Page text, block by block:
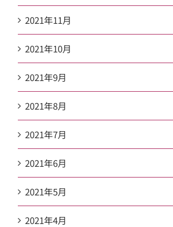
2021年11月
2021年10月
2021年9月
2021年8月
2021年7月
2021年6月
2021年5月
2021年4月